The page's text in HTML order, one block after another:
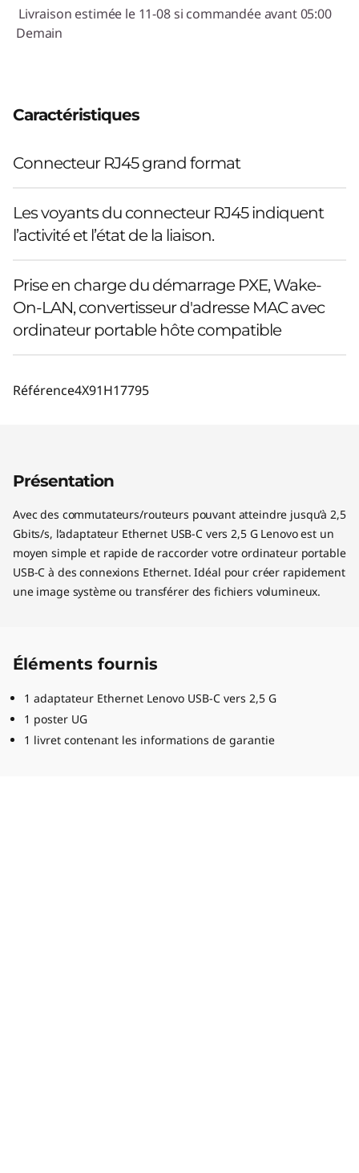
Livraison estimée le 11-08 si commandée avant 05:00
Demain
Caractéristiques
Connecteur RJ45 grand format
Les voyants du connecteur RJ45 indiquent
l’activité et l’état de la liaison.
Prise en charge du démarrage PXE, Wake-
On-LAN, convertisseur d'adresse MAC avec
ordinateur portable hôte compatible
Référence4X91H17795
Présentation
Avec des commutateurs/routeurs pouvant atteindre jusqu’à 2,5
Gbits/s, l’adaptateur Ethernet USB-C vers 2,5 G Lenovo est un
moyen simple et rapide de raccorder votre ordinateur portable
USB-C à des connexions Ethernet. Idéal pour créer rapidement
une image système ou transférer des fichiers volumineux.
Éléments fournis
1 adaptateur Ethernet Lenovo USB-C vers 2,5 G
1 poster UG
1 livret contenant les informations de garantie